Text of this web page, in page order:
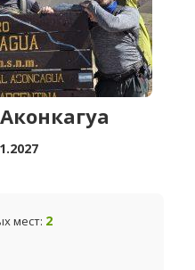
мест: 2